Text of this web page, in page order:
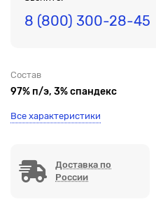
8 (800) 300-28-45
Состав
97% п/э, 3% спандекс
Все характеристики
Доставка по
России